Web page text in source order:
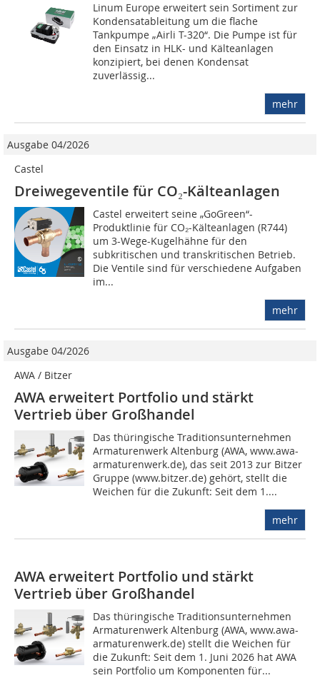
Linum Europe erweitert sein Sortiment zur
Kondensatableitung um die flache
Tankpumpe „Airli T-320“. Die Pumpe ist für
den Einsatz in HLK- und Kälteanlagen
konzipiert, bei denen Kondensat
zuverlässig...
mehr
Ausgabe 04/2026
Castel
Dreiwegeventile für CO₂-Kälteanlagen
Castel erweitert seine „GoGreen“-
Produktlinie für CO₂-Kälteanlagen (R744)
um 3-Wege-Kugelhähne für den
subkritischen und transkritischen Betrieb.
Die Ventile sind für verschiedene Aufgaben
im...
mehr
Ausgabe 04/2026
AWA / Bitzer
AWA erweitert Portfolio und stärkt
Vertrieb über Großhandel
Das thüringische Traditionsunternehmen
Armaturenwerk Altenburg (AWA, www.awa-
armaturenwerk.de), das seit 2013 zur Bitzer
Gruppe (www.bitzer.de) gehört, stellt die
Weichen für die Zukunft: Seit dem 1....
mehr
AWA erweitert Portfolio und stärkt
Vertrieb über Großhandel
Das thüringische Traditionsunternehmen
Armaturenwerk Altenburg (AWA, www.awa-
armaturenwerk.de) stellt die Weichen für
die Zukunft: Seit dem 1. Juni 2026 hat AWA
sein Portfolio um Komponenten für...